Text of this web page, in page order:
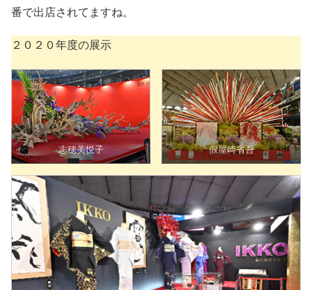
番で出店されてますね。
２０２０年度の展示
志穂美悦子 假屋崎省吾